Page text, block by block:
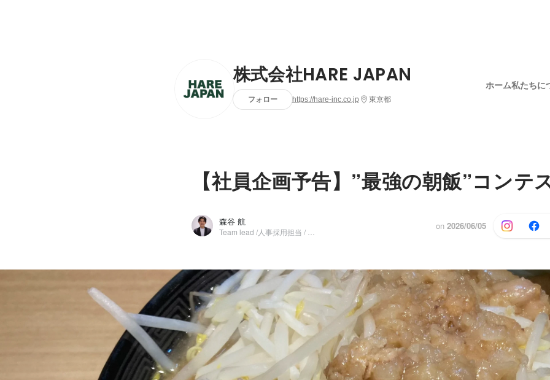
株式会社HARE JAPAN
フォロー https://hare-inc.co.jp 東京都
ホーム私たちに
【社員企画予告】”最強の朝飯”コンテ
森谷 航 on 2026/06/05